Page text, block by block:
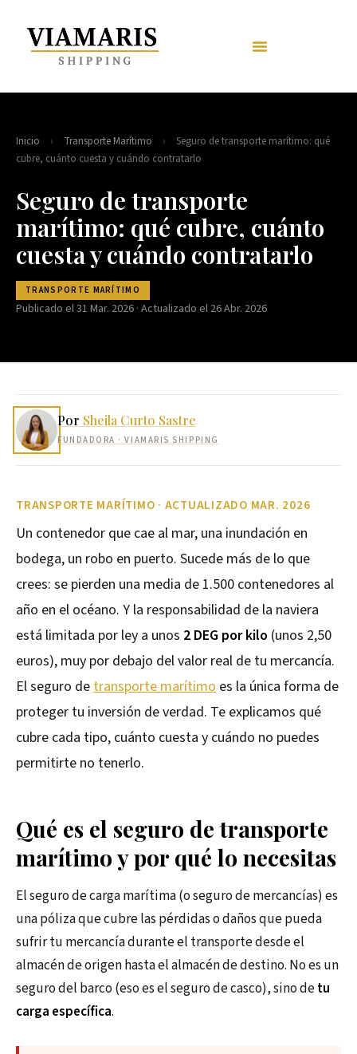
Inicio › Transporte Marítimo ›
Seguro de transporte marítimo: qué
cubre, cuánto cuesta y cuándo contratarlo
Seguro de transporte
marítimo: qué cubre, cuánto
cuesta y cuándo contratarlo
TRANSPORTE MARÍTIMO
Publicado el 31 Mar. 2026 · Actualizado el 26 Abr. 2026
Por Sheila Curto Sastre
FUNDADORA · VIAMARIS SHIPPING
TRANSPORTE MARÍTIMO · ACTUALIZADO MAR. 2026
Un contenedor que cae al mar, una inundación en
bodega, un robo en puerto. Sucede más de lo que
crees: se pierden una media de 1.500 contenedores al
año en el océano. Y la responsabilidad de la naviera
está limitada por ley a unos 2 DEG por kilo (unos 2,50
euros), muy por debajo del valor real de tu mercancía.
El seguro de transporte marítimo es la única forma de
proteger tu inversión de verdad. Te explicamos qué
cubre cada tipo, cuánto cuesta y cuándo no puedes
permitirte no tenerlo.
Qué es el seguro de transporte
marítimo y por qué lo necesitas
El seguro de carga marítima (o seguro de mercancías) es
una póliza que cubre las pérdidas o daños que pueda
sufrir tu mercancía durante el transporte desde el
almacén de origen hasta el almacén de destino. No es un
seguro del barco (eso es el seguro de casco), sino detu
carga específica.